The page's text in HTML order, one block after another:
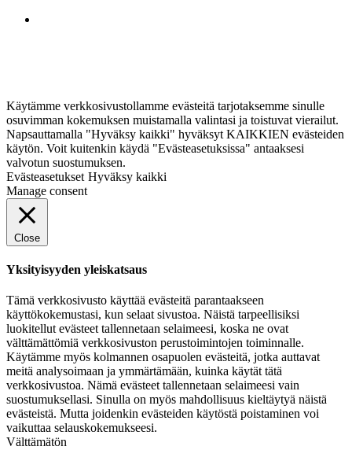
Käytämme verkkosivustollamme evästeitä tarjotaksemme sinulle
osuvimman kokemuksen muistamalla valintasi ja toistuvat vierailut.
Napsauttamalla "Hyväksy kaikki" hyväksyt KAIKKIEN evästeiden
käytön. Voit kuitenkin käydä "Evästeasetuksissa" antaaksesi
valvotun suostumuksen.
Evästeasetukset Hyväksy kaikki
Manage consent
Close
Yksityisyyden yleiskatsaus
Tämä verkkosivusto käyttää evästeitä parantaakseen
käyttökokemustasi, kun selaat sivustoa. Näistä tarpeellisiksi
luokitellut evästeet tallennetaan selaimeesi, koska ne ovat
välttämättömiä verkkosivuston perustoimintojen toiminnalle.
Käytämme myös kolmannen osapuolen evästeitä, jotka auttavat
meitä analysoimaan ja ymmärtämään, kuinka käytät tätä
verkkosivustoa. Nämä evästeet tallennetaan selaimeesi vain
suostumuksellasi. Sinulla on myös mahdollisuus kieltäytyä näistä
evästeistä. Mutta joidenkin evästeiden käytöstä poistaminen voi
vaikuttaa selauskokemukseesi.
Välttämätön